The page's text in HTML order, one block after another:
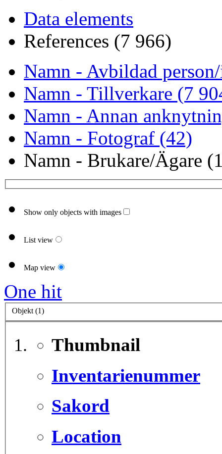
Data elements
References (7 966)
Namn - Avbildad
Namn - Tillverkare (7
Namn - Annan
Namn - Fotograf (42)
Namn - Brukare/Ägare
Show only objects with images
List view
Map view
One hit
Objekt (1)
Thumbnail
Inventarienummer
Sakord
Location